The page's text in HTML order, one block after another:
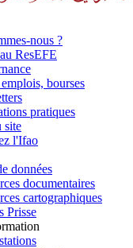
nous ?
ResEFE
bourses
pratiques
site
l'Ifao
données
documentaires
cartographiques
Prisse